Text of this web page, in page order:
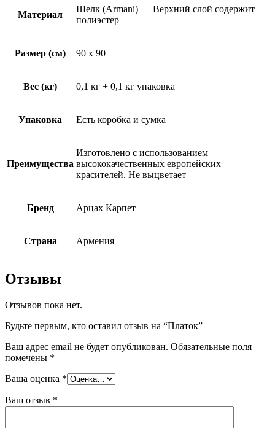
Материал
Шелк (Armani) — Верхний слой содержит
полиэстер
Размер (см) 90 x 90
Вес (кг) 0,1 кг + 0,1 кг упаковка
Упаковка Есть коробка и сумка
Преимущества
Изготовлено с использованием
высококачественных европейских
красителей. Не выцветает
Бренд Арцах Карпет
Страна Армения
Отзывы
Отзывов пока нет.
Будьте первым, кто оставил отзыв на “Платок”
Ваш адрес email не будет опубликован. Обязательные поля
помечены *
Ваша оценка *
Ваш отзыв *